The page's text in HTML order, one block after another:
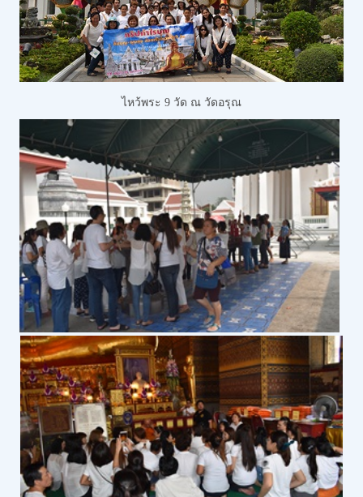
ไหว้พระ 9 วัด ณ วัดอรุณ